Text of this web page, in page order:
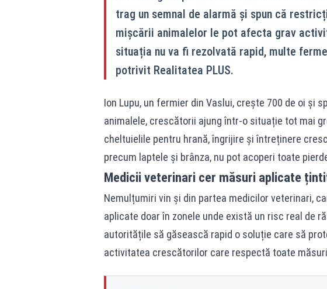
trag un semnal de alarmă și spun că
mișcării animalelor le pot afecta grav
situația nu va fi rezolvată rapid, multe
potrivit Realitatea PLUS.
Ion Lupu, un fermier din Vaslui, crește 700 de oi și
animalele, crescătorii ajung într-o situație tot mai
cheltuielile pentru hrană, îngrijire și întreținere
precum laptele și brânza, nu pot acoperi toate
Medicii veterinari cer măsuri aplicate
Nemulțumiri vin și din partea medicilor veterinari,
aplicate doar în zonele unde există un risc real de
autoritățile să găsească rapid o soluție care să
activitatea crescătorilor care respectă toate